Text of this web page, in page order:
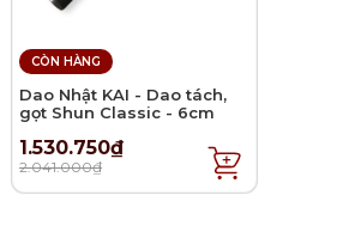
CÒN HÀNG
Dao Nhật KAI - Dao tách,
gọt Shun Classic - 6cm
1.530.750₫
2.041.000₫